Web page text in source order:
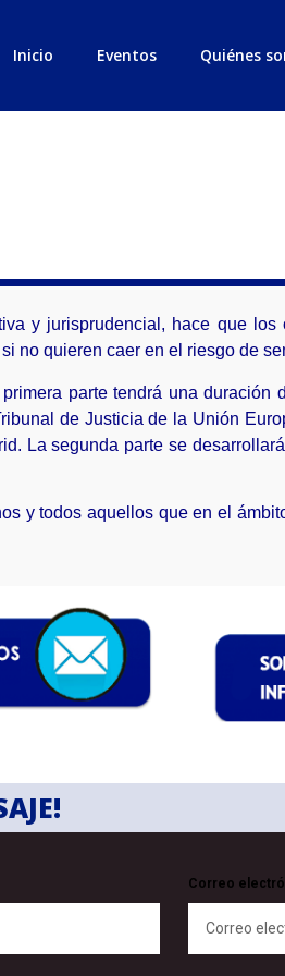
Inicio Eventos Quiénes
y jurisprudencial, hace que los
no quieren caer en el riesgo de
parte tendrá una duración
de Justicia de la Unión
La segunda parte se
y todos aquellos que en el
Correo